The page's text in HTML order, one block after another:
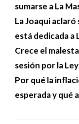
sumarse a La
La Joaqui
está dedicada a
Crece el
sesión por la
Por qué la
esperada y qué